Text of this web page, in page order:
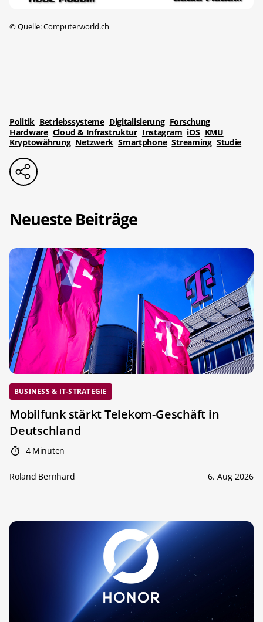
©Quelle: Computerworld.ch
Politik Betriebssysteme Digitalisierung Forschung
Hardware Cloud & Infrastruktur Instagram iOS KMU
Kryptowährung Netzwerk Smartphone Streaming Studie
Neueste Beiträge
BUSINESS & IT-STRATEGIE
Mobilfunk stärkt Telekom-Geschäft in
Deutschland
4 Minuten
Roland Bernhard 6. Aug 2026